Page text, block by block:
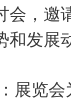
会，邀
发展
展览